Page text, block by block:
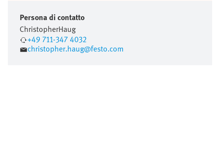
Persona di contatto
ChristopherHaug
+49 711-347 4032
christopher.haug@festo.com